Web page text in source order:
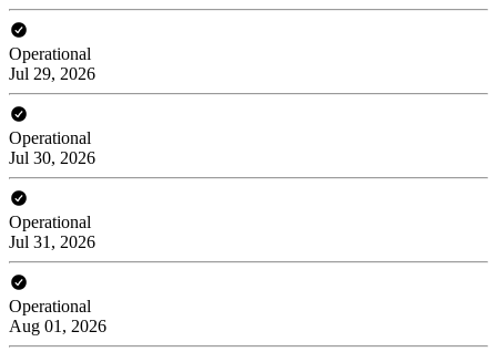
Operational
Jul 29, 2026
Operational
Jul 30, 2026
Operational
Jul 31, 2026
Operational
Aug 01, 2026